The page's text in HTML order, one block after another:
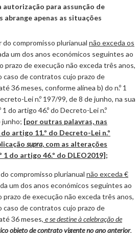
autorização para assunção de
abrange apenas as situações
do compromisso plurianual não exceda os
um dos anos económicos seguintes ao
o prazo de execução não exceda três anos,
caso de contratos cujo prazo de
36 meses, conforme alínea b) do n.º 1
Lei n.º 197/99, de 8 de junho, na sua
1 do artigo 46.º do Decreto-Lei n.º
junho; [por outras palavras, nas
artigo 11.º do Decreto-Lei n.º
supra, com as alterações
1 do artigo 46.º do DLEO2019];
compromisso plurianual não exceda €
um dos anos económicos seguintes ao
prazo de execução não exceda três anos,
caso de contratos cujo prazo de
36 meses, e se destine à celebração de
objeto de contrato vigente no ano anterior,